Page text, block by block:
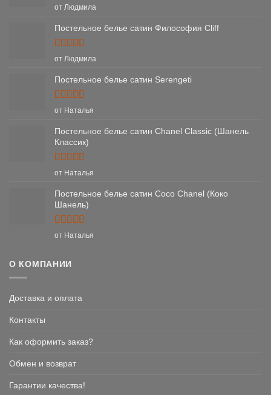
Оценка5
от Людмила
Постельное белье сатин Философия Cliff
Оценка5
от Людмила
Постельное белье сатин Serengeti
Оценка5
от Наталья
Постельное белье сатин Chanel Classic (Шанель
Классик)
Оценка5
от Наталья
Постельное белье сатин Coco Chanel (Коко
Шанель)
Оценка5
от Наталья
О КОМПАНИИ
Доставка и оплата
Контакты
Как оформить заказ?
Обмен и возврат
Гарантии качества!